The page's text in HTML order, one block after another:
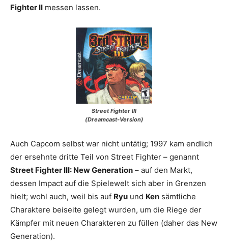
Fighter II messen lassen.
Street Fighter III
(Dreamcast-Version)
Auch Capcom selbst war nicht untätig; 1997 kam endlich
der ersehnte dritte Teil von Street Fighter – genannt
Street Fighter III: New Generation – auf den Markt,
dessen Impact auf die Spielewelt sich aber in Grenzen
hielt; wohl auch, weil bis auf Ryu und Ken sämtliche
Charaktere beiseite gelegt wurden, um die Riege der
Kämpfer mit neuen Charakteren zu füllen (daher das New
Generation).